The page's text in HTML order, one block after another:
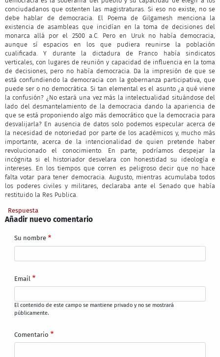
conciudadanos que ostenten las magistraturas. Si eso no existe, no se
debe hablar de democracia. El Poema de Gilgamesh menciona la
existencia de asambleas que incidían en la toma de decisiones del
monarca allá por el 2500 a.C. Pero en Uruk no había democracia,
aunque sí espacios en los que pudiera reunirse la población
cualificada. Y durante la dictadura de Franco había sindicatos
verticales, con lugares de reunión y capacidad de influencia en la toma
de decisiones, pero no había democracia. Da la impresión de que se
está confundiendo la democracia con la gobernanza participativa, que
puede ser o no democrática. Si tan elemental es el asunto ¿a qué viene
la confusión? ¿No estará una vez más la intelectualidad situándose del
lado del desmantelamiento de la democracia dando la apariencia de
que se está proponiendo algo más democrático que la democracia para
desvalijarla? En ausencia de datos solo podemos especular acerca de
la necesidad de notoriedad por parte de los académicos y, mucho más
importante, acerca de la intencionalidad de quien pretende haber
revolucionado el conocimiento. En parte, podríamos despejar la
incógnita si el historiador desvelara con honestidad su ideología e
intereses. En los tiempos que corren es peligroso decir que no hace
falta votar para tener democracia. Augusto, mientras acumulaba todos
los poderes civiles y militares, declaraba ante el Senado que había
restituido la Res Publica.
Respuesta
Añadir nuevo comentario
Su nombre
Email
El contenido de este campo se mantiene privado y no se mostrará
públicamente.
Comentario